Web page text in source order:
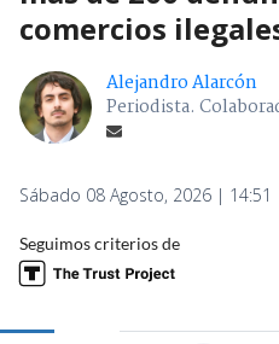
comercios
Alejandro Alarcón
Periodista.
Sábado 08 Agosto, 2026 | 14:51
Seguimos criterios de